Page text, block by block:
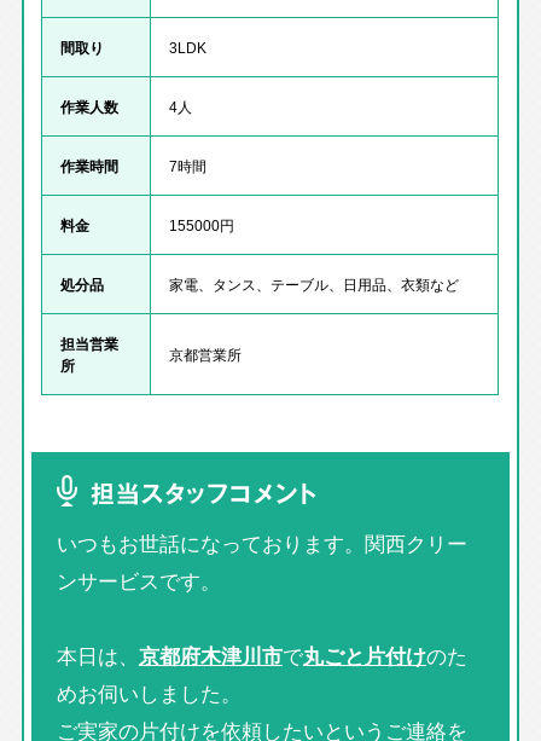
間取り 3LDK
作業人数 4人
作業時間 7時間
料金 155000円
処分品 家電、タンス、テーブル、日用品、衣類など
担当営業
所
京都営業所
担当スタッフコメント
いつもお世話になっております。関西クリー
ンサービスです。
本日は、 京都府木津川市で丸ごと片付けのた
めお伺いしました。
ご実家の片付けを依頼したいというご連絡を